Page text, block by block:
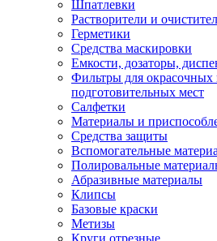
Шпатлевки
Растворители и
Герметики
Средства маскировки
Емкости, дозаторы,
Фильтры для окрасочных
подготовительных мест
Салфетки
Материалы и
Средства защиты
Вспомогательные
Полировальные
Абразивные материалы
Клипсы
Базовые краски
Метизы